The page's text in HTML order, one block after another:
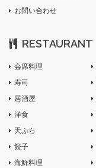
お問い合わせ
RESTAURANT
会席料理
寿司
居酒屋
洋食
天ぷら
餃子
海鮮料理